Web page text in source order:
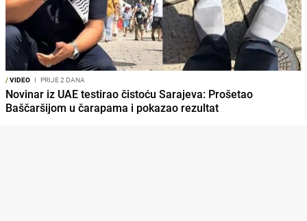
/VIDEO I PRIJE 2 DANA
Novinar iz UAE testirao čistoću Sarajeva: Prošetao
Baščaršijom u čarapama i pokazao rezultat